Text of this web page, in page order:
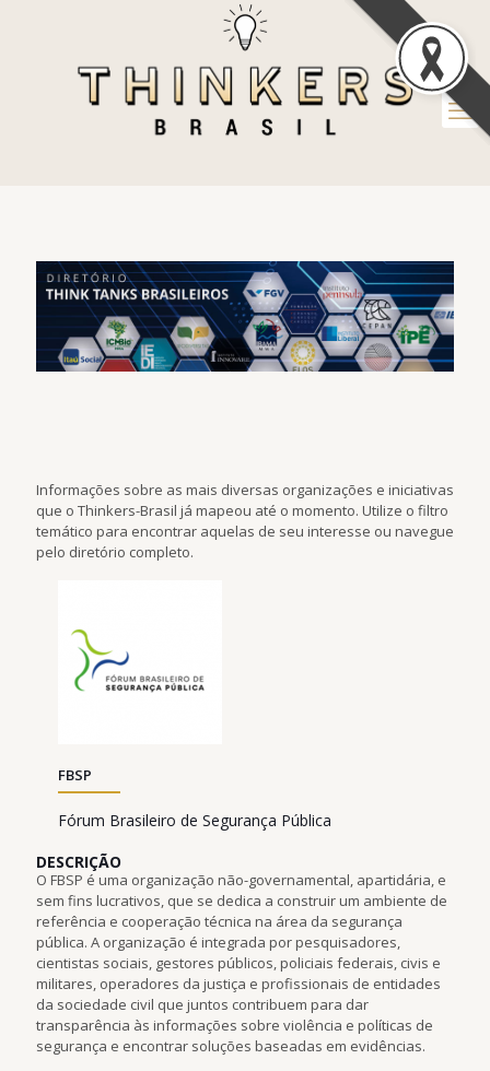
Informações sobre as mais diversas organizações e iniciativas
que o Thinkers-Brasil já mapeou até o momento. Utilize o filtro
temático para encontrar aquelas de seu interesse ou navegue
pelo diretório completo.
FBSP
Fórum Brasileiro de Segurança Pública
DESCRIÇÃO
O FBSP é uma organização não-governamental, apartidária, e
sem fins lucrativos, que se dedica a construir um ambiente de
referência e cooperação técnica na área da segurança
pública. A organização é integrada por pesquisadores,
cientistas sociais, gestores públicos, policiais federais, civis e
militares, operadores da justiça e profissionais de entidades
da sociedade civil que juntos contribuem para dar
transparência às informações sobre violência e políticas de
segurança e encontrar soluções baseadas em evidências.